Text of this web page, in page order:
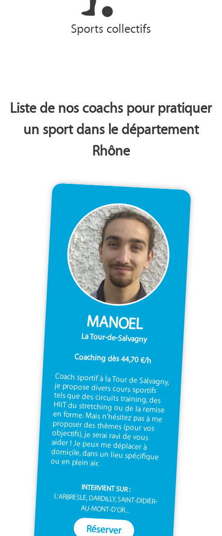
Sports collectifs
Liste de nos coachs pour pratiquer
un sport dans le département
Rhône
MANOEL
La Tour-de-Salvagny
Coaching dès 44,70 €/h
Coach sportif à la Tour de Salvagny,
je propose divers cours sportifs
tels que des circuits training, des
HIIT du stretching ou de la remise
en forme. Mais n'hésitez pas à me
proposer des thèmes (pour vos
objectifs), je serai ravi de vous
aider ! Je peux me déplacer à
domicile, dans un lieu spécifique
ou en plein air.
INTERVIENT SUR :
L'ARBRESLE, DARDILLY, SAINT-DIDIER-
AU-MONT-D'OR...
Réserver